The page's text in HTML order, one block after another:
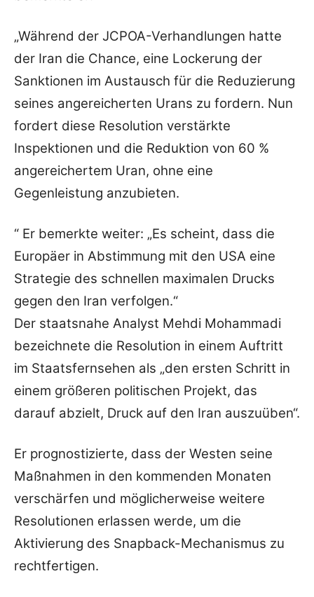
„Während der JCPOA-Verhandlungen hatte
der Iran die Chance, eine Lockerung der
Sanktionen im Austausch für die Reduzierung
seines angereicherten Urans zu fordern. Nun
fordert diese Resolution verstärkte
Inspektionen und die Reduktion von 60 %
angereichertem Uran, ohne eine
Gegenleistung anzubieten.
“ Er bemerkte weiter: „Es scheint, dass die
Europäer in Abstimmung mit den USA eine
Strategie des schnellen maximalen Drucks
gegen den Iran verfolgen.“
Der staatsnahe Analyst Mehdi Mohammadi
bezeichnete die Resolution in einem Auftritt
im Staatsfernsehen als „den ersten Schritt in
einem größeren politischen Projekt, das
darauf abzielt, Druck auf den Iran auszuüben“.
Er prognostizierte, dass der Westen seine
Maßnahmen in den kommenden Monaten
verschärfen und möglicherweise weitere
Resolutionen erlassen werde, um die
Aktivierung des Snapback-Mechanismus zu
rechtfertigen.